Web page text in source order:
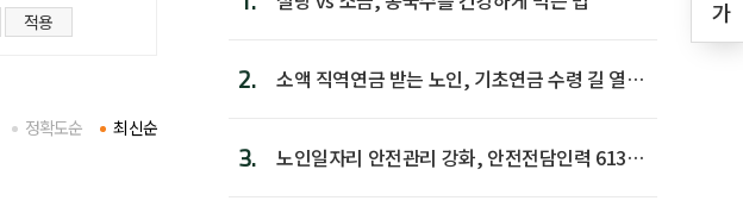
가
적용
최신순
정확도순
2.
소액 직역연금 받는 노인, 기초연금 수령 길 열린
3.
노인일자리 안전관리 강화, 안전전담인력 613명